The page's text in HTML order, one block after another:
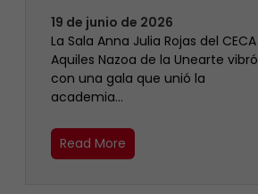
19 de junio de 2026
La Sala Anna Julia Rojas del CECA
Aquiles Nazoa de la Unearte vibró
con una gala que unió la
academia…
Read More